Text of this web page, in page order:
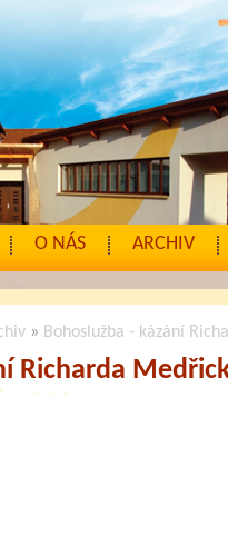
O NÁS ARCHIV
» Bohoslužba - kázání
Richarda